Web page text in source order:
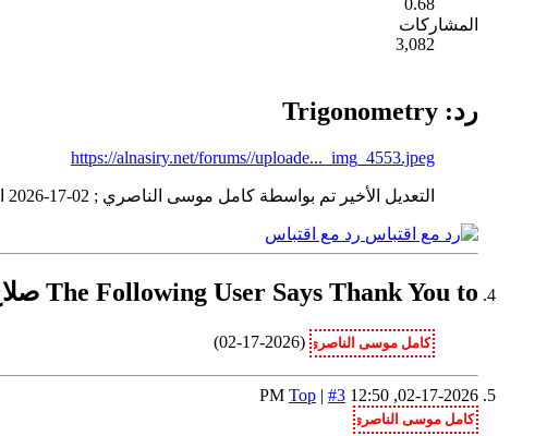
0.68
المشاركات
3,082
رد: Trigonometry
https://alnasiry.net/forums//uploade..._img_4553.jpeg
التعديل الأخير تم بواسطة كامل موسى الناصري ; 02-17-2026 الساعة
رد مع اقتباس
The Following User Says Thank You to صلاح احمد For This Useful Post:
(02-17-2026)
02-17-2026,
12:50 PM
Top | #3